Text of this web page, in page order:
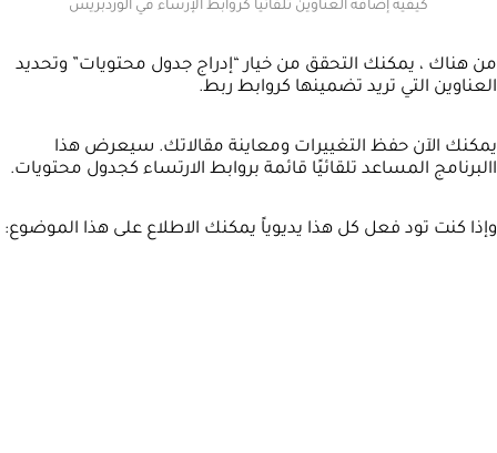
كيفية إضافة العناوين تلقائياً كروابط الإرساء في الوردبريس
من هناك ، يمكنك التحقق من خيار “إدراج جدول محتويات” وتحديد
العناوين التي تريد تضمينها كروابط ربط.
يمكنك الآن حفظ التغييرات ومعاينة مقالاتك. سيعرض هذا
االبرنامج المساعد تلقائيًا قائمة بروابط الارتساء كجدول محتويات.
وإذا كنت تود فعل كل هذا يديوياً يمكنك الاطلاع على هذا الموضوع: